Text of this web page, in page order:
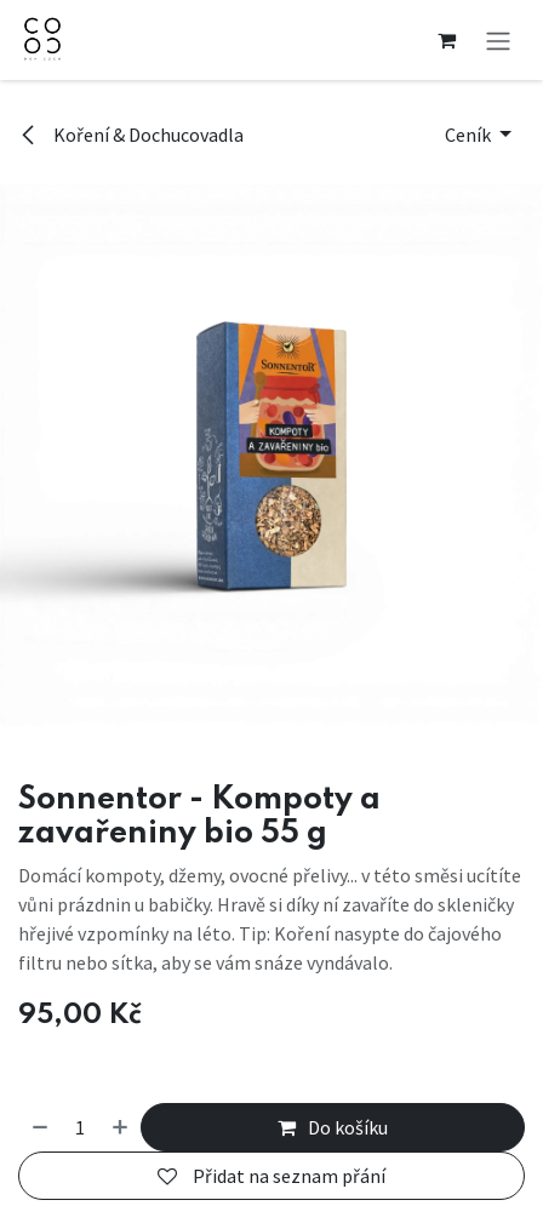
Přejít na obsah
Koření & Dochucovadla Ceník
Sonnentor - Kompoty a
zavařeniny bio 55 g
Domácí kompoty, džemy, ovocné přelivy... v této směsi ucítíte
vůni prázdnin u babičky. Hravě si díky ní zavaříte do skleničky
hřejivé vzpomínky na léto. Tip: Koření nasypte do čajového
filtru nebo sítka, aby se vám snáze vyndávalo.
95,00 Kč
Do košíku
Přidat na seznam přání